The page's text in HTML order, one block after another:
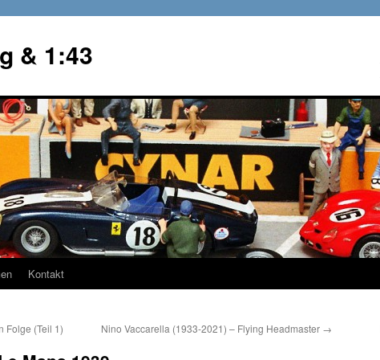
& 1:43
Kontakt
Folge (Teil 1) Nino Vaccarella (1933-2021) – Flying Headmaster →